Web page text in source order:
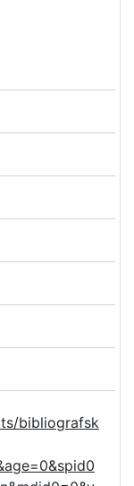
bibliografsk